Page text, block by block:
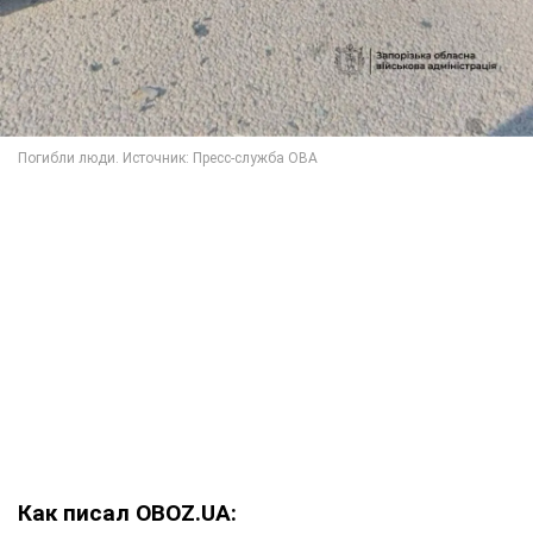
Как писал OBOZ.UA: